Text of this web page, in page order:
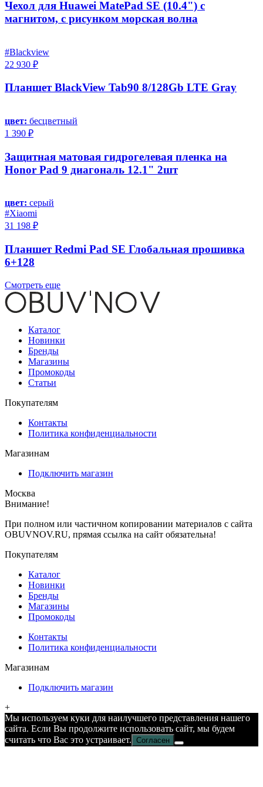
Чехол для Huawei MatePad SE (10.4") с
магнитом, с рисунком морская волна
#Blackview
22 930 ₽
Планшет BlackView Tab90 8/128Gb LTE Gray
цвет: бесцветный
1 390 ₽
Защитная матовая гидрогелевая пленка на
Honor Pad 9 диагональ 12.1" 2шт
цвет: серый
#Xiaomi
31 198 ₽
Планшет Redmi Pad SE Глобальная прошивка
6+128
Смотреть еще
Каталог
Новинки
Бренды
Магазины
Промокоды
Статьи
Покупателям
Контакты
Политика конфиденциальности
Магазинам
Подключить магазин
Москва
Внимание!
При полном или частичном копировании материалов с сайта
OBUVNOV.RU, прямая ссылка на сайт обязательна!
Покупателям
Каталог
Новинки
Бренды
Магазины
Промокоды
Контакты
Политика конфиденциальности
Магазинам
Подключить магазин
+
Мы используем куки для наилучшего представления нашего
сайта. Если Вы продолжите использовать сайт, мы будем
считать что Вас это устраивает. Согласен